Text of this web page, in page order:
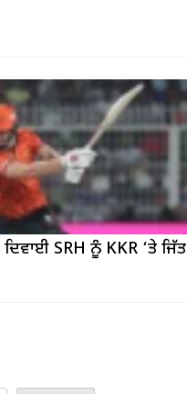
SRH ਨੂੰ KKR ‘ਤੇ ਜਿੱਤ